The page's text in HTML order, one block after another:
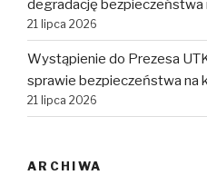
degradację bezpieczeństwa
21 lipca 2026
Wystąpienie do Prezesa
sprawie bezpieczeństwa na
21 lipca 2026
ARCHIWA